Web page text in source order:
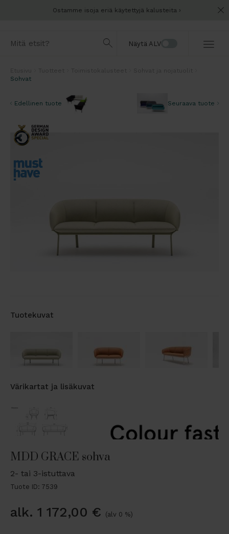
Ostamme isoja eriä käytettyjä kalusteita
Näytä ALV
Sohvat
Edellinen tuote Seuraava tuote
Tuotekuvat
Värikartat ja lisäkuvat
MDD GRACE sohva
2- tai 3-istuttava
Tuote ID: 7539
alk. 1 172,00 € (alv 0 %)